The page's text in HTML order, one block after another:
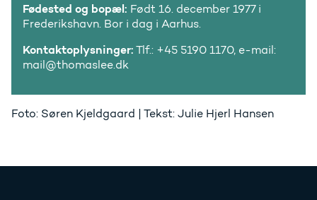
Fødested og bopæl: Født 16. december 1977 i
Frederikshavn. Bor i dag i Aarhus.
Kontaktoplysninger: Tlf.: +45 5190 1170, e-mail:
mail@thomaslee.dk
Foto: Søren Kjeldgaard | Tekst: Julie Hjerl Hansen